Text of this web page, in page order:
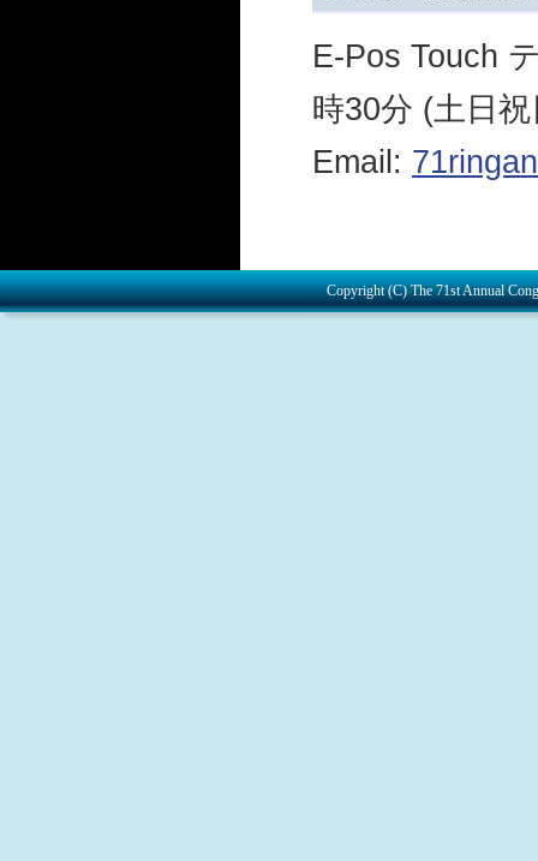
E-Pos Touch
時30分 (土日
Email:
Copyright (C) The 71st Annual